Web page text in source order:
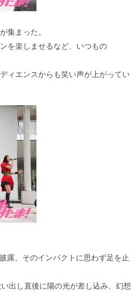
集まった。
を楽しませるなど、いつもの
ィエンスからも笑い声が上がってい
露。そのインパクトに思わず足を止
出し直後に陽の光が差し込み、幻想